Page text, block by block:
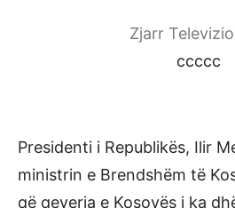
Zjarr
ccccc
Presidenti i Republikës, Ilir
ministrin e Brendshëm të
që qeveria e Kosovës i ka